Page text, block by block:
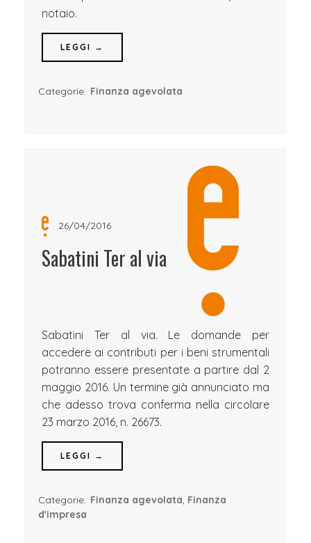
notaio.
LEGGI →
Categorie: Finanza agevolata
26/04/2016
Sabatini Ter al via
Sabatini Ter al via. Le domande per
accedere ai contributi per i beni strumentali
potranno essere presentate a partire dal 2
maggio 2016. Un termine già annunciato ma
che adesso trova conferma nella circolare
23 marzo 2016, n. 26673.
LEGGI →
Categorie: Finanza agevolata, Finanza
d'impresa